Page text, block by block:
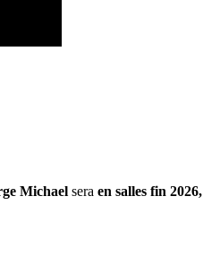
Michael sera en salles fin 2026,